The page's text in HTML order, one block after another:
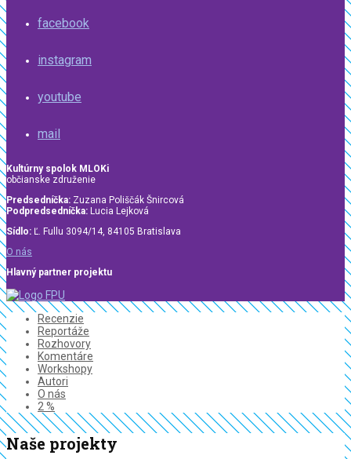
facebook
instagram
youtube
mail
Kultúrny spolok MLOKi
občianske združenie
Predsedníčka: Zuzana Poliščák Šnircová
Podpredsedníčka: Lucia Lejková
Sídlo: Ľ. Fullu 3094/14, 84105 Bratislava
O nás
Hlavný partner projektu
Recenzie
Reportáže
Rozhovory
Komentáre
Workshopy
Autori
O nás
2 %
Naše projekty